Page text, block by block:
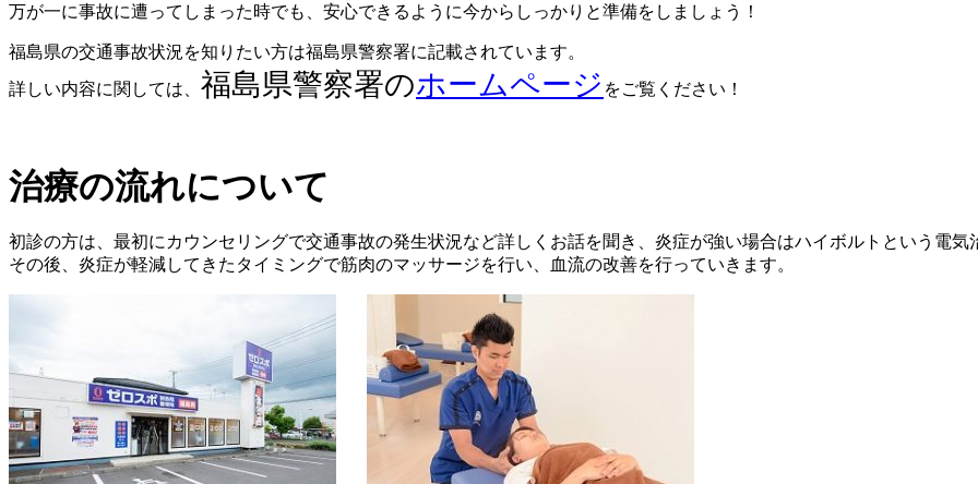
万が一に事故に遭ってしまった時でも、安心できるように今からしっかりと準備をしましょう！
福島県の交通事故状況を知りたい方は福島県警察署に記載されています。
詳しい内容に関しては、 福島県警察署のホームページ をご覧ください！
治療の流れについて
初診の方は、最初にカウンセリングで交通事故の発生状況など詳しくお話を聞き、炎症が強い場合はハイボルトという電
その後、炎症が軽減してきたタイミングで筋肉のマッサージを行い、血流の改善を行っていきます。